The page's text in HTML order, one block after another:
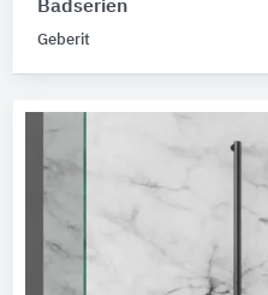
Badserien
Geberit